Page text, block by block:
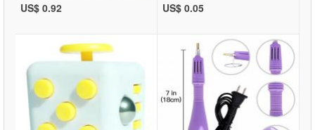
US$ 0.92 US$ 0.05